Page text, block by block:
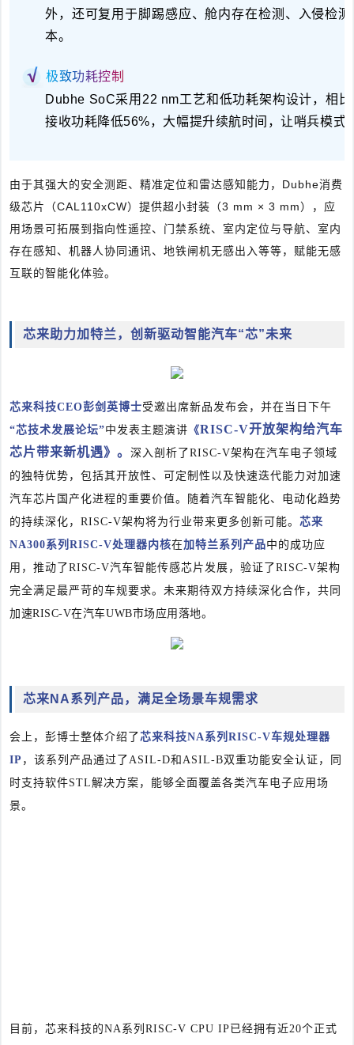
外，还可复用于脚踢感应、舱内存在检测、入侵检
本。
极致功耗控制
Dubhe SoC采用22 nm工艺和低功耗架构设计，相
接收功耗降低56%，大幅提升续航时间 ，让哨兵模式
由于其强大的安全测距、精准定位和雷达感知能力，Dubhe消费
级芯片（CAL110xCW）提供超小封装（3 mm × 3 mm），应
用场景可拓展到指向性遥控、门禁系统、室内定位与导航、室内
存在感知、机器人协同通讯、地铁闸机无感出入等等，赋能无感
互联的智能化体验。
芯来助力加特兰，创新驱动智能汽车“芯”未来
芯来科技CEO彭剑英博士受邀出席新品发布会，并在当日下午
“芯技术发展论坛”中发表主题演讲 《RISC-V开放架构给汽车
芯片带来新机遇》。 深入剖析了RISC-V架构在汽车电子领域
的独特优势，包括其开放性、可定制性以及快速迭代能力对加速
汽车芯片国产化进程的重要价值。随着汽车智能化、电动化趋势
的持续深化，RISC-V架构将为行业带来更多创新可能。 芯来
NA300系列RISC-V处理器内核在加特兰系列产品中 的成功应
用，推动了RISC-V汽车智能传感芯片发展，验证了RISC-V架构
完全满足最严苛的车规要求。未来期待双方持续深化合作， 共同
加速RISC-V在汽车UWB市场应用落地。
芯来NA系列产品，满足全场景车规需求
会上，彭博士整体介绍了 芯来科技NA系列RISC-V车规处理器
IP ，该系列产品通过了ASIL-D和ASIL-B双重功能安全认证，同
时支持软件STL解决方案，能够全面覆盖各类汽车电子应用场
景。
目前，芯来科技的NA系列RISC-V CPU IP已经拥有近20个正式